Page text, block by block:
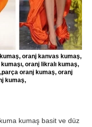
oranj kanvas kumaş,
oranj likralı kumaş,
oranj kumaş, oranj
kumaş,
kumaş basit ve düz